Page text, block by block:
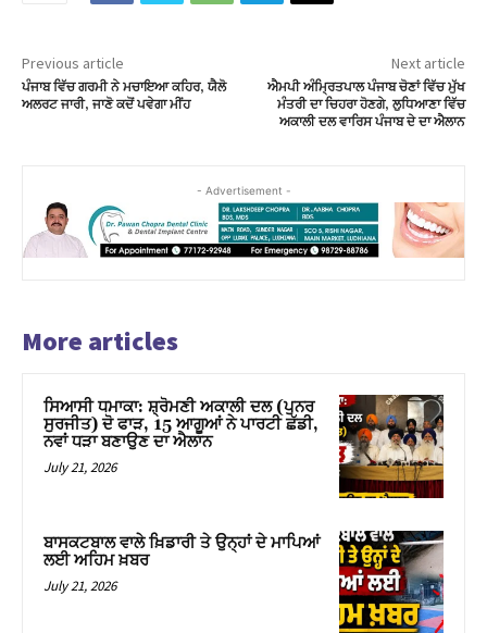
Previous article
ਪੰਜਾਬ ਵਿੱਚ ਗਰਮੀ ਨੇ ਮਚਾਇਆ ਕਹਿਰ, ਯੈਲੋ
ਅਲਰਟ ਜਾਰੀ, ਜਾਣੋ ਕਦੋਂ ਪਵੇਗਾ ਮੀਂਹ
Next article
ਐਮਪੀ ਅੰਮ੍ਰਿਤਪਾਲ ਪੰਜਾਬ ਚੋਣਾਂ ਵਿੱਚ ਮੁੱਖ
ਮੰਤਰੀ ਦਾ ਚਿਹਰਾ ਹੋਣਗੇ, ਲੁਧਿਆਣਾ ਵਿੱਚ
ਅਕਾਲੀ ਦਲ ਵਾਰਿਸ ਪੰਜਾਬ ਦੇ ਦਾ ਐਲਾਨ
- Advertisement -
More articles
ਸਿਆਸੀ ਧਮਾਕਾ: ਸ਼੍ਰੋਮਣੀ ਅਕਾਲੀ ਦਲ (ਪੁਨਰ
ਸੁਰਜੀਤ) ਦੋ ਫਾੜ, 15 ਆਗੂਆਂ ਨੇ ਪਾਰਟੀ ਛੱਡੀ,
ਨਵਾਂ ਧੜਾ ਬਣਾਉਣ ਦਾ ਐਲਾਨ
July 21, 2026
ਬਾਸਕਟਬਾਲ ਵਾਲੇ ਖ਼ਿਡਾਰੀ ਤੇ ਉਨ੍ਹਾਂ ਦੇ ਮਾਪਿਆਂ
ਲਈ ਅਹਿਮ ਖ਼ਬਰ
July 21, 2026